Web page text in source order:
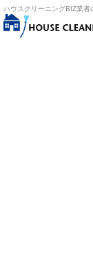
ハウスクリーニングBIZ業者